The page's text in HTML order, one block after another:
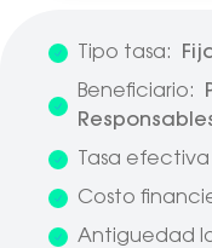
Tipo tasa:
Beneficiario:
Tasa
Costo
Antiguedad